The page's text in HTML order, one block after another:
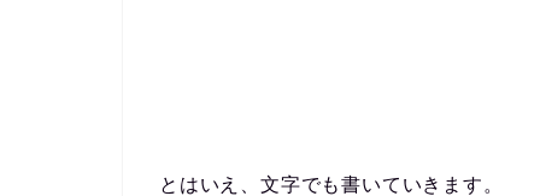
とはいえ、文字でも書いていきます。